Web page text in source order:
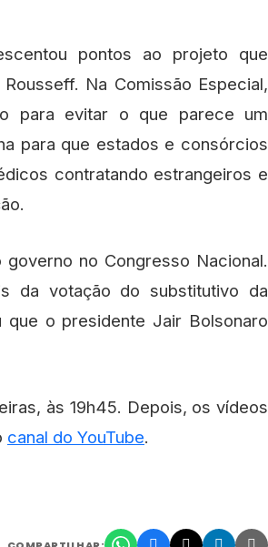
pontos ao projeto que
Na Comissão Especial,
para evitar o que parece um
para que estados e consórcios
contratando estrangeiros e
no Congresso Nacional.
da votação do substitutivo da
que o presidente Jair Bolsonaro
às 19h45. Depois, os vídeos
canal do YouTube.